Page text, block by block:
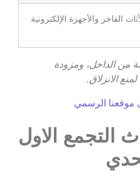
الفاخر والأجهزة الإلكترونية
من الداخل، ومزودة
الانزلاق.
موقعنا الرسمي
التجمع الاول